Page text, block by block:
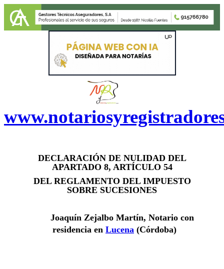
DECLARACIÓN DE NULIDAD DEL
APARTADO 8, ARTÍCULO 54
DEL REGLAMENTO DEL IMPUESTO
SOBRE SUCESIONES
Joaquín Zejalbo Martín, Notario con
residencia en Lucena (Córdoba)